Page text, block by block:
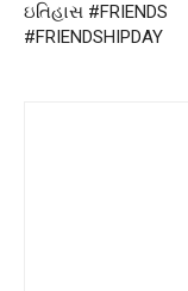
ઇતિહાસ #FRIENDS
#FRIENDSHIPDAY